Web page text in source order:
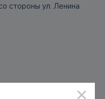
стороны ул. Ленина